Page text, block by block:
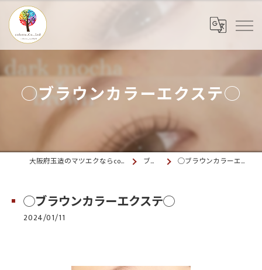
◯ブラウンカラーエクステ◯
大阪府玉造のマツエクならcolette. 玉造 ブログ ◯ブラウンカラーエクステ◯
◯ブラウンカラーエクステ◯
2024/01/11